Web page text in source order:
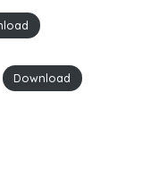
Download